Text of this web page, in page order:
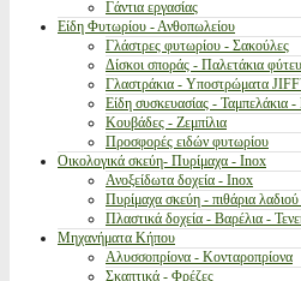
Γάντια εργασίας
Είδη Φυτωρίου - Ανθοπωλείου
Γλάστρες φυτωρίου - Σακούλες
Δίσκοι σποράς - Παλετάκια
Γλαστράκια - Υποστρώματα
Είδη συσκευασίας - Ταμπελάκια
Κουβάδες - Ζεμπίλια
Προσφορές ειδών φυτωρίου
Οικολογικά σκεύη- Πυρίμαχα - Inox
Ανοξείδωτα δοχεία - Inox
Πυρίμαχα σκεύη - πιθάρια
Πλαστικά δοχεία - Βαρέλια -
Μηχανήματα Κήπου
Αλυσσοπρίονα - Κονταροπρίονα
Σκαπτικά - Φρέζες